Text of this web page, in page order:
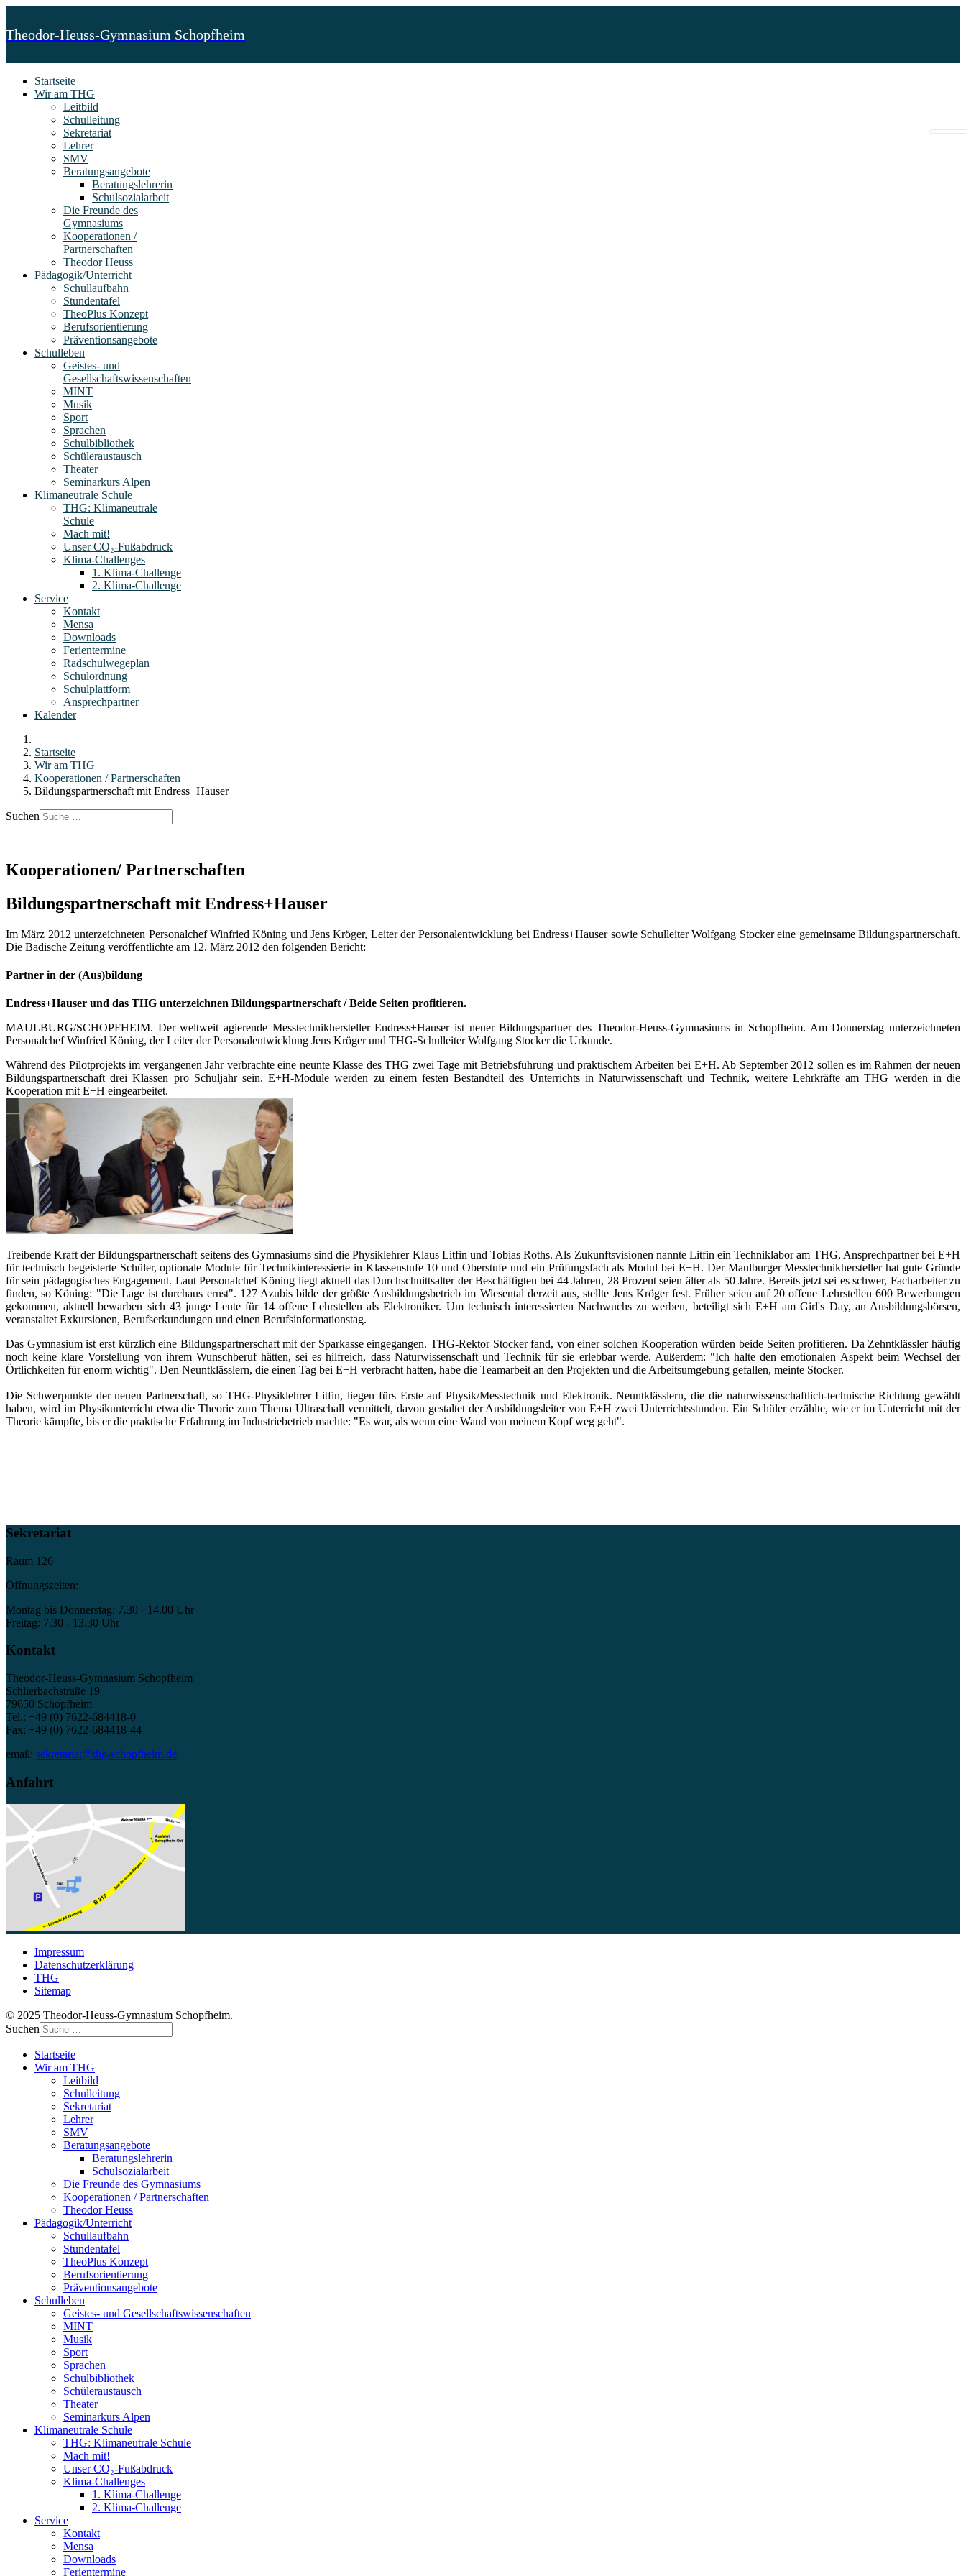
Theodor-Heuss-Gymnasium Schopfheim
Startseite
Wir am THG
Leitbild
Schulleitung
Sekretariat
Lehrer
SMV
Beratungsangebote
Beratungslehrerin
Schulsozialarbeit
Die Freunde des
Gymnasiums
Kooperationen /
Partnerschaften
Theodor Heuss
Pädagogik/Unterricht
Schullaufbahn
Stundentafel
TheoPlus Konzept
Berufsorientierung
Präventionsangebote
Schulleben
Geistes- und
Gesellschaftswissenschaften
MINT
Musik
Sport
Sprachen
Schulbibliothek
Schüleraustausch
Theater
Seminarkurs Alpen
Klimaneutrale Schule
THG: Klimaneutrale
Schule
Mach mit!
Unser CO₂-Fußabdruck
Klima-Challenges
1. Klima-Challenge
2. Klima-Challenge
Service
Kontakt
Mensa
Downloads
Ferientermine
Radschulwegeplan
Schulordnung
Schulplattform
Ansprechpartner
Kalender
Startseite
Wir am THG
Kooperationen / Partnerschaften
Bildungspartnerschaft mit Endress+Hauser
Suchen
Kooperationen/ Partnerschaften
Bildungspartnerschaft mit Endress+Hauser
Im März 2012 unterzeichneten Personalchef Winfried Köning und Jens Kröger, Leiter der Personalentwicklung bei Endress+Hauser sowie Schulleiter Wolfgang Stocker eine gemeinsame Bildungspartnerschaft.
Die Badische Zeitung veröffentlichte am 12. März 2012 den folgenden Bericht:
Partner in der (Aus)bildung
Endress+Hauser und das THG unterzeichnen Bildungspartnerschaft / Beide Seiten profitieren.
MAULBURG/SCHOPFHEIM. Der weltweit agierende Messtechnikhersteller Endress+Hauser ist neuer Bildungspartner des Theodor-Heuss-Gymnasiums in Schopfheim. Am Donnerstag unterzeichneten
Personalchef Winfried Köning, der Leiter der Personalentwicklung Jens Kröger und THG-Schulleiter Wolfgang Stocker die Urkunde.
Während des Pilotprojekts im vergangenen Jahr verbrachte eine neunte Klasse des THG zwei Tage mit Betriebsführung und praktischem Arbeiten bei E+H. Ab September 2012 sollen es im Rahmen der neuen
Bildungspartnerschaft drei Klassen pro Schuljahr sein. E+H-Module werden zu einem festen Bestandteil des Unterrichts in Naturwissenschaft und Technik, weitere Lehrkräfte am THG werden in die
Kooperation mit E+H eingearbeitet.
Treibende Kraft der Bildungspartnerschaft seitens des Gymnasiums sind die Physiklehrer Klaus Litfin und Tobias Roths. Als Zukunftsvisionen nannte Litfin ein Techniklabor am THG, Ansprechpartner bei E+H
für technisch begeisterte Schüler, optionale Module für Technikinteressierte in Klassenstufe 10 und Oberstufe und ein Prüfungsfach als Modul bei E+H. Der Maulburger Messtechnikhersteller hat gute Gründe
für sein pädagogisches Engagement. Laut Personalchef Köning liegt aktuell das Durchschnittsalter der Beschäftigten bei 44 Jahren, 28 Prozent seien älter als 50 Jahre. Bereits jetzt sei es schwer, Facharbeiter zu
finden, so Köning: "Die Lage ist durchaus ernst". 127 Azubis bilde der größte Ausbildungsbetrieb im Wiesental derzeit aus, stellte Jens Kröger fest. Früher seien auf 20 offene Lehrstellen 600 Bewerbungen
gekommen, aktuell bewarben sich 43 junge Leute für 14 offene Lehrstellen als Elektroniker. Um technisch interessierten Nachwuchs zu werben, beteiligt sich E+H am Girl's Day, an Ausbildungsbörsen,
veranstaltet Exkursionen, Berufserkundungen und einen Berufsinformationstag.
Das Gymnasium ist erst kürzlich eine Bildungspartnerschaft mit der Sparkasse eingegangen. THG-Rektor Stocker fand, von einer solchen Kooperation würden beide Seiten profitieren. Da Zehntklässler häufig
noch keine klare Vorstellung von ihrem Wunschberuf hätten, sei es hilfreich, dass Naturwissenschaft und Technik für sie erlebbar werde. Außerdem: "Ich halte den emotionalen Aspekt beim Wechsel der
Örtlichkeiten für enorm wichtig". Den Neuntklässlern, die einen Tag bei E+H verbracht hatten, habe die Teamarbeit an den Projekten und die Arbeitsumgebung gefallen, meinte Stocker.
Die Schwerpunkte der neuen Partnerschaft, so THG-Physiklehrer Litfin, liegen fürs Erste auf Physik/Messtechnik und Elektronik. Neuntklässlern, die die naturwissenschaftlich-technische Richtung gewählt
haben, wird im Physikunterricht etwa die Theorie zum Thema Ultraschall vermittelt, davon gestaltet der Ausbildungsleiter von E+H zwei Unterrichtsstunden. Ein Schüler erzählte, wie er im Unterricht mit der
Theorie kämpfte, bis er die praktische Erfahrung im Industriebetrieb machte: "Es war, als wenn eine Wand von meinem Kopf weg geht".
Sekretariat
Raum 126
Öffnungszeiten:
Montag bis Donnerstag: 7.30 - 14.00 Uhr
Freitag: 7.30 - 13.30 Uhr
Kontakt
Theodor-Heuss-Gymnasium Schopfheim
Schlierbachstraße 19
79650 Schopfheim
Tel.: +49 (0) 7622-684418-0
Fax: +49 (0) 7622-684418-44
email: sekretariat@thg-schopfheim.de
Anfahrt
Impressum
Datenschutzerklärung
THG
Sitemap
© 2025 Theodor-Heuss-Gymnasium Schopfheim.
Suchen
Startseite
Wir am THG
Leitbild
Schulleitung
Sekretariat
Lehrer
SMV
Beratungsangebote
Beratungslehrerin
Schulsozialarbeit
Die Freunde des Gymnasiums
Kooperationen / Partnerschaften
Theodor Heuss
Pädagogik/Unterricht
Schullaufbahn
Stundentafel
TheoPlus Konzept
Berufsorientierung
Präventionsangebote
Schulleben
Geistes- und Gesellschaftswissenschaften
MINT
Musik
Sport
Sprachen
Schulbibliothek
Schüleraustausch
Theater
Seminarkurs Alpen
Klimaneutrale Schule
THG: Klimaneutrale Schule
Mach mit!
Unser CO₂-Fußabdruck
Klima-Challenges
1. Klima-Challenge
2. Klima-Challenge
Service
Kontakt
Mensa
Downloads
Ferientermine